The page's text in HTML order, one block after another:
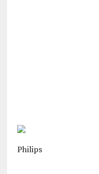
Philips